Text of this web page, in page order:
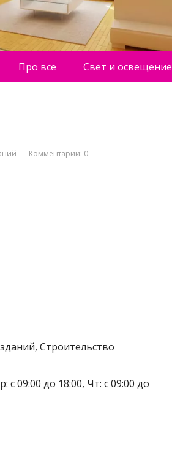
Про все Свет и освещение
Комментарии: 0
Строительство
с 09:00 до 18:00, Чт: с 09:00 до